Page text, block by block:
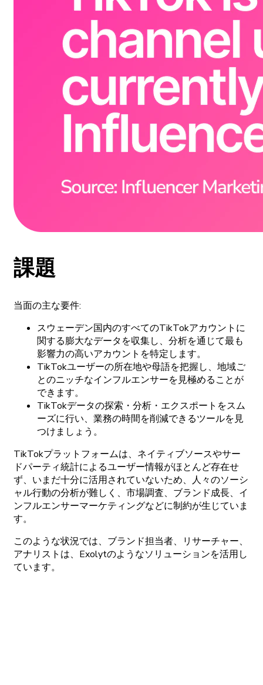
課題
当面の主な要件:
スウェーデン国内のすべてのTikTokアカウントに
関する膨大なデータを収集し、 分析を通じて最も
影響力の高いアカウントを特定します。
TikTokユーザーの所在地や母語を把握し、 地域ご
とのニッチなインフルエンサーを見極めることが
できます。
TikTokデータの探索 ・ 分析 ・ エクスポートをスム
ーズに行い、 業務の時間を削減できるツールを見
つけましょう。
TikTokプラットフォームは、 ネイティブソースやサー
ドパーティ統計によるユーザー情報がほとんど存在せ
ず、 いまだ十分に活用されていないため、 人々のソーシ
ャル行動の分析が難しく、 市場調査、 ブランド成長、 イ
ンフルエンサーマーケティングなどに制約が生じていま
す。
このような状況では、 ブランド担当者、
リサーチャー、
アナリストは、 Exolytのようなソリューションを活用し
ています。